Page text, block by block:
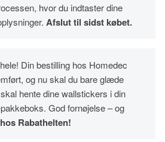
hvor du indtaster dine
Afslut til sidst købet.
Din bestilling hos Homedec
og nu skal du bare glæde
hente dine wallstickers i din
God fornøjelse – og
Rabathelten!